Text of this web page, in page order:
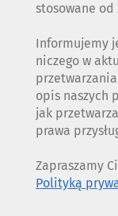
stosowane od
Informujemy
niczego w
opis naszych
jak
prawa
Zapraszamy
Polityką